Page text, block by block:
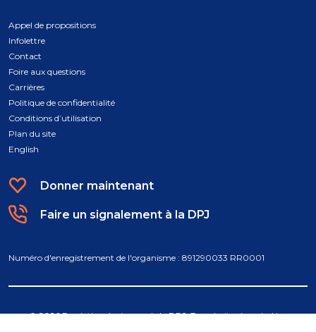
Appel de propositions
Infolettre
Contact
Foire aux questions
Carrières
Politique de confidentialité
Conditions d’utilisation
Plan du site
English
Donner maintenant
Faire un signalement à la DPJ
Numéro d'enregistrement de l'organisme : 891290033 RR0001
© 2026 Fondation des jeunes de la DPJ. Tous droits réservés. Une